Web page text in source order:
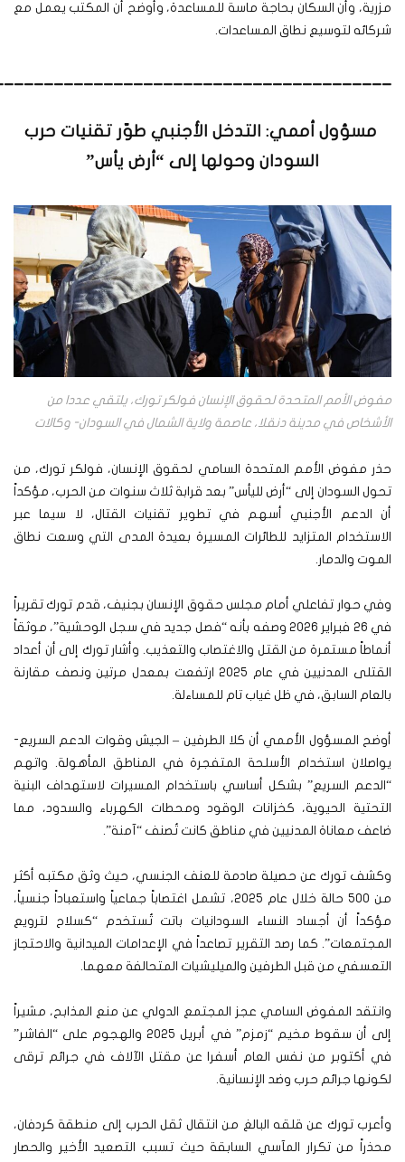
مزرية، وأن السكان بحاجة ماسة للمساعدة، وأوضح أن المكتب يعمل مع
شركائه لتوسيع نطاق المساعدات.
مسؤول أممي: التدخل الأجنبي طوّر تقنيات حرب
السودان وحولها إلى “أرض يأس”
مفوض الأمم المتحدة لحقوق الإنسان فولكر تورك، يلتقي عددا من
الأشخاص في مدينة دنقلا، عاصمة ولاية الشمال في السودان- وكالات
حذر مفوض الأمم المتحدة السامي لحقوق الإنسان، فولكر تورك، من
تحول السودان إلى “أرض لليأس” بعد قرابة ثلاث سنوات من الحرب، مؤكداً
أن الدعم الأجنبي أسهم في تطوير تقنيات القتال، لا سيما عبر
الاستخدام المتزايد للطائرات المسيرة بعيدة المدى التي وسعت نطاق
الموت والدمار.
وفي حوار تفاعلي أمام مجلس حقوق الإنسان بجنيف، قدم تورك تقريراً
في 26 فبراير 2026 وصفه بأنه “فصل جديد في سجل الوحشية”، موثقاً
أنماطاً مستمرة من القتل والاغتصاب والتعذيب. وأشار تورك إلى أن أعداد
القتلى المدنيين في عام 2025 ارتفعت بمعدل مرتين ونصف مقارنة
بالعام السابق، في ظل غياب تام للمساءلة.
أوضح المسؤول الأممي أن كلا الطرفين – الجيش وقوات الدعم السريع-
يواصلان استخدام الأسلحة المتفجرة في المناطق المأهولة. واتهم
“الدعم السريع” بشكل أساسي باستخدام المسيرات لاستهداف البنية
التحتية الحيوية، كخزانات الوقود ومحطات الكهرباء والسدود، مما
ضاعف معاناة المدنيين في مناطق كانت تُصنف “آمنة”.
وكشف تورك عن حصيلة صادمة للعنف الجنسي، حيث وثق مكتبه أكثر
من 500 حالة خلال عام 2025، تشمل اغتصاباً جماعياً واستعباداً جنسياً،
مؤكداً أن أجساد النساء السودانيات باتت تُستخدم “كسلاح لترويع
المجتمعات”. كما رصد التقرير تصاعداً في الإعدامات الميدانية والاحتجاز
التعسفي من قبل الطرفين والميليشيات المتحالفة معهما.
وانتقد المفوض السامي عجز المجتمع الدولي عن منع المذابح، مشيراً
إلى أن سقوط مخيم “زمزم” في أبريل 2025 والهجوم على “الفاشر”
في أكتوبر من نفس العام أسفرا عن مقتل الآلاف في جرائم ترقى
لكونها جرائم حرب وضد الإنسانية.
وأعرب تورك عن قلقه البالغ من انتقال ثقل الحرب إلى منطقة كردفان،
محذراً من تكرار المآسي السابقة حيث تسبب التصعيد الأخير والحصار